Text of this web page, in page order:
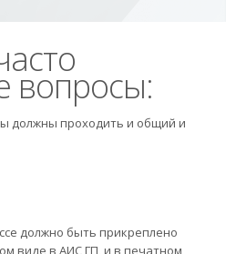
вопросы:
должны проходить и общий и
должно быть прикреплено
виде в АИС ГП, и в печатном